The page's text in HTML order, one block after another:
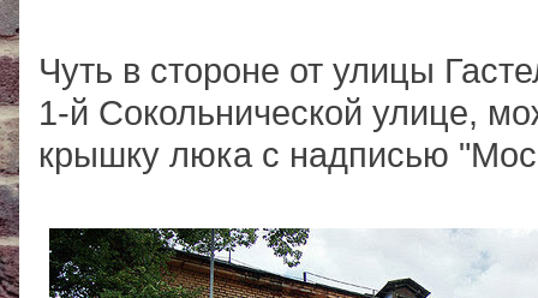
Чуть в стороне от улицы
1-й Сокольнической улице,
крышку люка с надписью